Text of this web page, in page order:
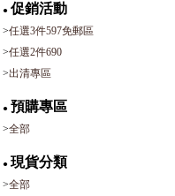
● 促銷活動
>任選3件597免郵區
>任選2件690
>出清專區
● 預購專區
>全部
● 現貨分類
>全部